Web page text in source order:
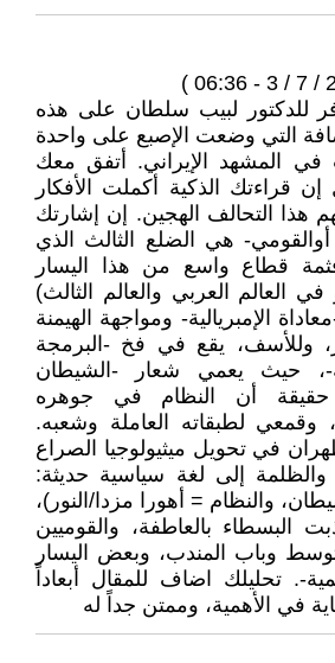
للدكتور لبيب سلطان على هذه
التي وضعت الإصبع على واحدة
المشهد الإيراني. أتفق معك
إن قراءتك الذكية أكملت الأفكار
التحالف الهجين. إن إشارتك
أوالقومي- هي الضلع الثالث الذي
قطاع واسع من هذا اليسار
العالم العربي والعالم الثالث)
الإمبريالية- ومواجهة الهيمنة
وللأسف، يقع في فخ -البرمجة
، حيث يعمي شعار -الشيطان
حقيقة أن النظام في جوهره
وقمعي لطبقاته العاملة وشعبه.
في تحويل ميثيولوجيا الصراع
والظلمة إلى لغة سياسية حديثة:
والنظام = أهورا مزدا/النور)،
بالعاطفة، والقوميين
وباب المندب، وبعض اليسار
. تحليلك اضاف للمقال أبعاداً
في الأهمية، وممتن جداً له